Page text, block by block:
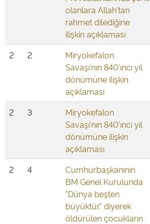
olanlara Allah'tan
rahmet dilediğine
ilişkin açıklaması
2
2
Miryokefalon
Savaşı'nın 840'ıncı yıl
dönümüne ilişkin
açıklaması
2 3
Miryokefalon
Savaşı'nın 840'ıncı yıl
dönümüne ilişkin
açıklaması
2 4
Cumhurbaşkanının
BM Genel Kurulunda
"Dünya beşten
büyüktür." diyerek
öldürülen çocukların